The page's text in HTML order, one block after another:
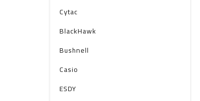
Off-Road
Cytac
BlackHawk
Bushnell
Casio
ESDY